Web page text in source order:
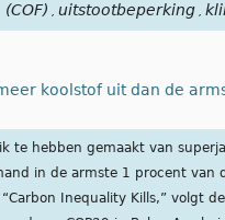
(COF)
uitstootbeperking
koolstof uit dan de
te hebben gemaakt van
in de armste 1 procent van
Inequality Kills,” volgt